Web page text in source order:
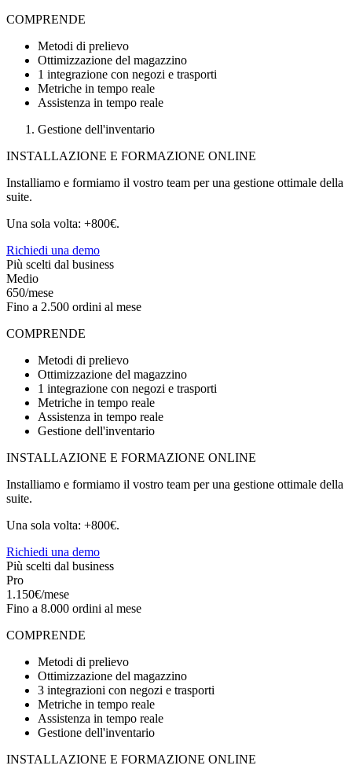
COMPRENDE
Metodi di prelievo
Ottimizzazione del magazzino
1 integrazione con negozi e trasporti
Metriche in tempo reale
Assistenza in tempo reale
Gestione dell'inventario
INSTALLAZIONE E FORMAZIONE ONLINE
Installiamo e formiamo il vostro team per una gestione ottimale della
suite.
Una sola volta: +800€.
Richiedi una demo
Più scelti dal business
Medio
650/mese
Fino a 2.500 ordini al mese
COMPRENDE
Metodi di prelievo
Ottimizzazione del magazzino
1 integrazione con negozi e trasporti
Metriche in tempo reale
Assistenza in tempo reale
Gestione dell'inventario
INSTALLAZIONE E FORMAZIONE ONLINE
Installiamo e formiamo il vostro team per una gestione ottimale della
suite.
Una sola volta: +800€.
Richiedi una demo
Più scelti dal business
Pro
1.150€/mese
Fino a 8.000 ordini al mese
COMPRENDE
Metodi di prelievo
Ottimizzazione del magazzino
3 integrazioni con negozi e trasporti
Metriche in tempo reale
Assistenza in tempo reale
Gestione dell'inventario
INSTALLAZIONE E FORMAZIONE ONLINE